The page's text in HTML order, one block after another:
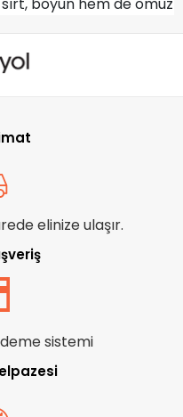
masaj minderiyle
elinize ulaşır.
sistemi